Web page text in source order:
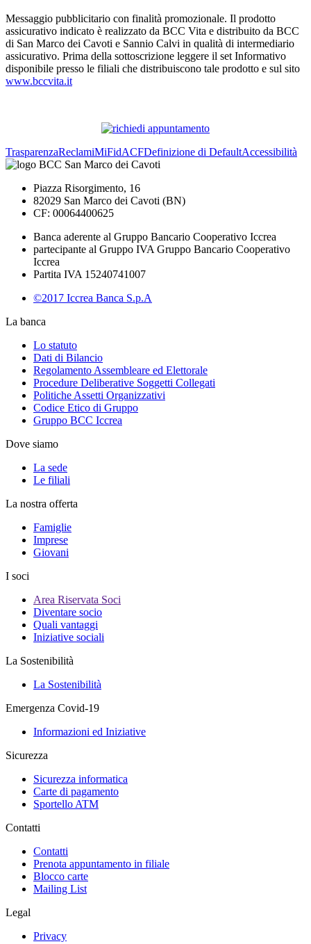
Messaggio pubblicitario con finalità promozionale. Il prodotto
assicurativo indicato è realizzato da BCC Vita e distribuito da BCC
di San Marco dei Cavoti e Sannio Calvi in qualità di intermediario
assicurativo. Prima della sottoscrizione leggere il set Informativo
disponibile presso le filiali che distribuiscono tale prodotto e sul sito
www.bccvita.it
TrasparenzaReclamiMiFidACFDefinizione di DefaultAccessibilità
Piazza Risorgimento, 16
82029 San Marco dei Cavoti (BN)
CF: 00064400625
Banca aderente al Gruppo Bancario Cooperativo Iccrea
partecipante al Gruppo IVA Gruppo Bancario Cooperativo
Iccrea
Partita IVA 15240741007
©2017 Iccrea Banca S.p.A
La banca
Lo statuto
Dati di Bilancio
Regolamento Assembleare ed Elettorale
Procedure Deliberative Soggetti Collegati
Politiche Assetti Organizzativi
Codice Etico di Gruppo
Gruppo BCC Iccrea
Dove siamo
La sede
Le filiali
La nostra offerta
Famiglie
Imprese
Giovani
I soci
Area Riservata Soci
Diventare socio
Quali vantaggi
Iniziative sociali
La Sostenibilità
La Sostenibilità
Emergenza Covid-19
Informazioni ed Iniziative
Sicurezza
Sicurezza informatica
Carte di pagamento
Sportello ATM
Contatti
Contatti
Prenota appuntamento in filiale
Blocco carte
Mailing List
Legal
Privacy